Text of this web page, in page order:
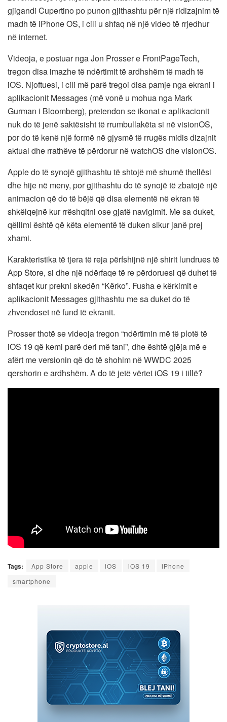
gjigandi Cupertino po punon gjithashtu për një ridizajnim të
madh të iPhone OS, i cili u shfaq në një video të rrjedhur
në internet.
Videoja, e postuar nga Jon Prosser e FrontPageTech,
tregon disa imazhe të ndërtimit të ardhshëm të madh të
iOS. Njoftuesi, i cili më parë tregoi disa pamje nga ekrani i
aplikacionit Messages (më vonë u mohua nga Mark
Gurman i Bloomberg), pretendon se ikonat e aplikacionit
nuk do të jenë saktësisht të rrumbullakëta si në visionOS,
por do të kenë një formë në gjysmë të rrugës midis dizajnit
aktual dhe rrathëve të përdorur në watchOS dhe visionOS.
Apple do të synojë gjithashtu të shtojë më shumë thellësi
dhe hije në meny, por gjithashtu do të synojë të zbatojë një
animacion që do të bëjë që disa elementë në ekran të
shkëlqejnë kur rrëshqitni ose gjatë navigimit. Me sa duket,
qëllimi është që këta elementë të duken sikur janë prej
xhami.
Karakteristika të tjera të reja përfshijnë një shirit lundrues të
App Store, si dhe një ndërfaqe të re përdoruesi që duhet të
shfaqet kur prekni skedën “Kërko”. Fusha e kërkimit e
aplikacionit Messages gjithashtu me sa duket do të
zhvendoset në fund të ekranit.
Prosser thotë se videoja tregon “ndërtimin më të plotë të
iOS 19 që kemi parë deri më tani”, dhe është gjëja më e
afërt me versionin që do të shohim në WWDC 2025
qershorin e ardhshëm. A do të jetë vërtet iOS 19 i tillë?
Tags: App Store apple iOS iOS 19
iPhone
smartphone